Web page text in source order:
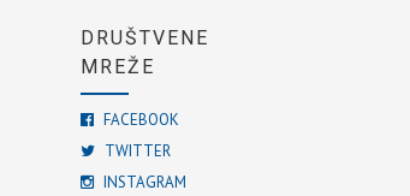
DRUŠTVENE
MREŽE
FACEBOOK
TWITTER
INSTAGRAM